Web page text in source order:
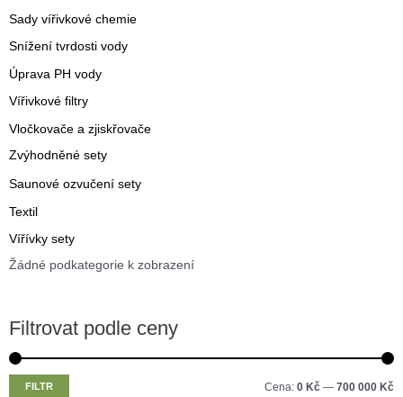
Sady vířivkové chemie
Snížení tvrdosti vody
Úprava PH vody
Vířivkové filtry
Vločkovače a zjiskřovače
Zvýhodněné sety
Saunové ozvučení sety
Textil
Vířívky sety
Žádné podkategorie k zobrazení
Filtrovat podle ceny
MM
FILTR Cena: 0 Kč — 700 000 Kč